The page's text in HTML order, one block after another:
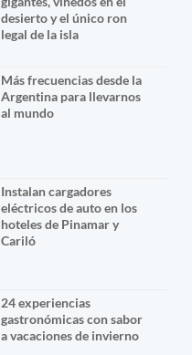
desierto y el único ron
legal de la isla
Más frecuencias desde la
Argentina para llevarnos
al mundo
Instalan cargadores
eléctricos de auto en los
hoteles de Pinamar y
Cariló
24 experiencias
gastronómicas con sabor
a vacaciones de invierno